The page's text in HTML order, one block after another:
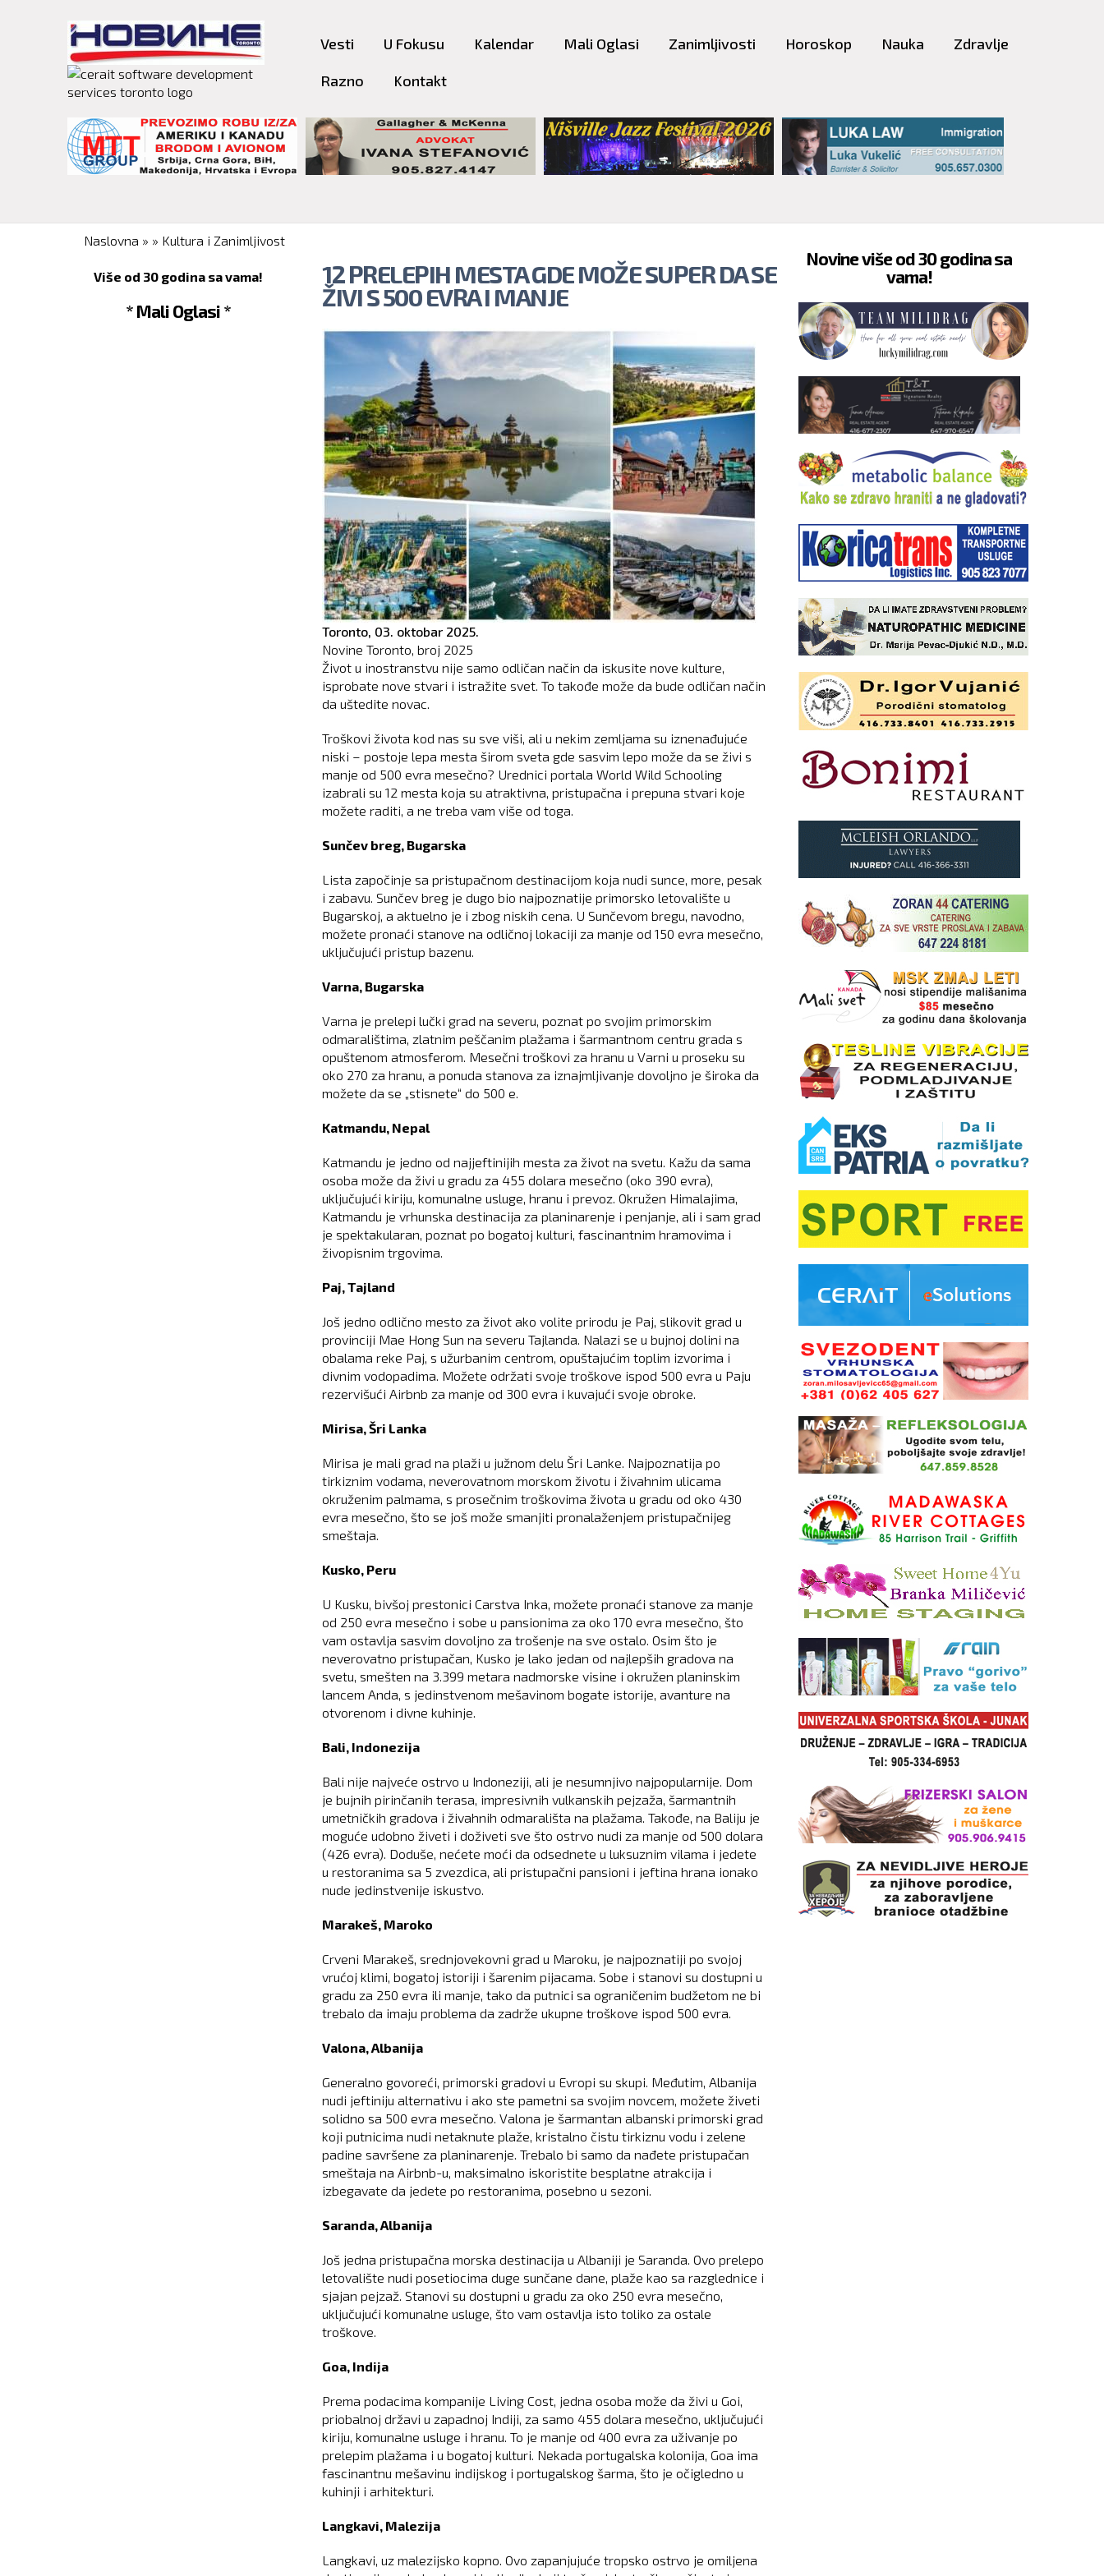
content
Vesti U Fokusu Kalendar Mali Oglasi Zanimljivosti Horoskop Nauka Zdravlje
Razno Kontakt
You are here
Naslovna » » Kultura i Zanimljivost
Više od 30 godina sa vama!
* Mali Oglasi *
12 PRELEPIH MESTA GDE MOŽE SUPER DA SE
ŽIVI S 500 EVRA I MANJE
Toronto, 03. oktobar 2025.
Novine Toronto, broj 2025
Život u inostranstvu nije samo odličan način da iskusite nove kulture,
isprobate nove stvari i istražite svet. To takođe može da bude odličan način
da uštedite novac.
Troškovi života kod nas su sve viši, ali u nekim zemljama su iznenađujuće
niski – postoje lepa mesta širom sveta gde sasvim lepo može da se živi s
manje od 500 evra mesečno? Urednici portala World Wild Schooling
izabrali su 12 mesta koja su atraktivna, pristupačna i prepuna stvari koje
možete raditi, a ne treba vam više od toga.
Sunčev breg, Bugarska
Lista započinje sa pristupačnom destinacijom koja nudi sunce, more, pesak
i zabavu. Sunčev breg je dugo bio najpoznatije primorsko letovalište u
Bugarskoj, a aktuelno je i zbog niskih cena. U Sunčevom bregu, navodno,
možete pronaći stanove na odličnoj lokaciji za manje od 150 evra mesečno,
uključujući pristup bazenu.
Varna, Bugarska
Varna je prelepi lučki grad na severu, poznat po svojim primorskim
odmaralištima, zlatnim peščanim plažama i šarmantnom centru grada s
opuštenom atmosferom. Mesečni troškovi za hranu u Varni u proseku su
oko 270 za hranu, a ponuda stanova za iznajmljivanje dovoljno je široka da
možete da se „stisnete“ do 500 e.
Katmandu, Nepal
Katmandu je jedno od najjeftinijih mesta za život na svetu. Kažu da sama
osoba može da živi u gradu za 455 dolara mesečno (oko 390 evra),
uključujući kiriju, komunalne usluge, hranu i prevoz. Okružen Himalajima,
Katmandu je vrhunska destinacija za planinarenje i penjanje, ali i sam grad
je spektakularan, poznat po bogatoj kulturi, fascinantnim hramovima i
živopisnim trgovima.
Paj, Tajland
Još jedno odlično mesto za život ako volite prirodu je Paj, slikovit grad u
provinciji Mae Hong Sun na severu Tajlanda. Nalazi se u bujnoj dolini na
obalama reke Paj, s užurbanim centrom, opuštajućim toplim izvorima i
divnim vodopadima. Možete održati svoje troškove ispod 500 evra u Paju
rezervišući Airbnb za manje od 300 evra i kuvajući svoje obroke.
Mirisa, Šri Lanka
Mirisa je mali grad na plaži u južnom delu Šri Lanke. Najpoznatija po
tirkiznim vodama, neverovatnom morskom životu i živahnim ulicama
okruženim palmama, s prosečnim troškovima života u gradu od oko 430
evra mesečno, što se još može smanjiti pronalaženjem pristupačnijeg
smeštaja.
Kusko, Peru
U Kusku, bivšoj prestonici Carstva Inka, možete pronaći stanove za manje
od 250 evra mesečno i sobe u pansionima za oko 170 evra mesečno, što
vam ostavlja sasvim dovoljno za trošenje na sve ostalo. Osim što je
neverovatno pristupačan, Kusko je lako jedan od najlepših gradova na
svetu, smešten na 3.399 metara nadmorske visine i okružen planinskim
lancem Anda, s jedinstvenom mešavinom bogate istorije, avanture na
otvorenom i divne kuhinje.
Bali, Indonezija
Bali nije najveće ostrvo u Indoneziji, ali je nesumnjivo najpopularnije. Dom
je bujnih pirinčanih terasa, impresivnih vulkanskih pejzaža, šarmantnih
umetničkih gradova i živahnih odmarališta na plažama. Takođe, na Baliju je
moguće udobno živeti i doživeti sve što ostrvo nudi za manje od 500 dolara
(426 evra). Doduše, nećete moći da odsednete u luksuznim vilama i jedete
u restoranima sa 5 zvezdica, ali pristupačni pansioni i jeftina hrana ionako
nude jedinstvenije iskustvo.
Marakeš, Maroko
Crveni Marakeš, srednjovekovni grad u Maroku, je najpoznatiji po svojoj
vrućoj klimi, bogatoj istoriji i šarenim pijacama. Sobe i stanovi su dostupni u
gradu za 250 evra ili manje, tako da putnici sa ograničenim budžetom ne bi
trebalo da imaju problema da zadrže ukupne troškove ispod 500 evra.
Valona, Albanija
Generalno govoreći, primorski gradovi u Evropi su skupi. Međutim, Albanija
nudi jeftiniju alternativu i ako ste pametni sa svojim novcem, možete živeti
solidno sa 500 evra mesečno. Valona je šarmantan albanski primorski grad
koji putnicima nudi netaknute plaže, kristalno čistu tirkiznu vodu i zelene
padine savršene za planinarenje. Trebalo bi samo da nađete pristupačan
smeštaja na Airbnb-u, maksimalno iskoristite besplatne atrakcija i
izbegavate da jedete po restoranima, posebno u sezoni.
Saranda, Albanija
Još jedna pristupačna morska destinacija u Albaniji je Saranda. Ovo prelepo
letovalište nudi posetiocima duge sunčane dane, plaže kao sa razglednice i
sjajan pejzaž. Stanovi su dostupni u gradu za oko 250 evra mesečno,
uključujući komunalne usluge, što vam ostavlja isto toliko za ostale
troškove.
Goa, Indija
Prema podacima kompanije Living Cost, jedna osoba može da živi u Goi,
priobalnoj državi u zapadnoj Indiji, za samo 455 dolara mesečno, uključujući
kiriju, komunalne usluge i hranu. To je manje od 400 evra za uživanje po
prelepim plažama i u bogatoj kulturi. Nekada portugalska kolonija, Goa ima
fascinantnu mešavinu indijskog i portugalskog šarma, što je očigledno u
kuhinji i arhitekturi.
Langkavi, Malezija
Langkavi, uz malezijsko kopno. Ovo zapanjujuće tropsko ostrvo je omiljena
Novine više od 30 godina sa
vama!